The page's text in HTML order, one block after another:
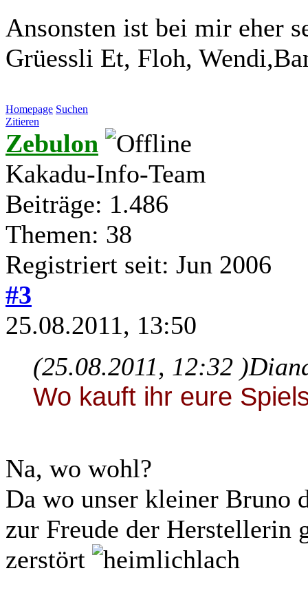
Ansonsten ist bei mir eher
Grüessli Et, Floh,
Homepage Suchen
Zitieren
Zebulon
Kakadu-Info-Team
Beiträge: 1.486
Themen: 38
Registriert seit: Jun 2006
#3
25.08.2011, 13:50
(25.08.2011, 12:32 )
Wo kauft ihr eure
Na, wo wohl?
Da wo unser kleiner Bruno
zur Freude der Herstellerin
zerstört